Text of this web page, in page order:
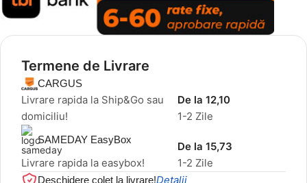
Termene de Livrare
CARGUS
Livrare rapida la Ship&Go sau
domiciliu!
1-2 Zile
De la 12,10
SAMEDAY EasyBox
Livrare rapida la easybox! 1-2 Zile
De la 15,73
Deschidere colet la livrare!Detalii